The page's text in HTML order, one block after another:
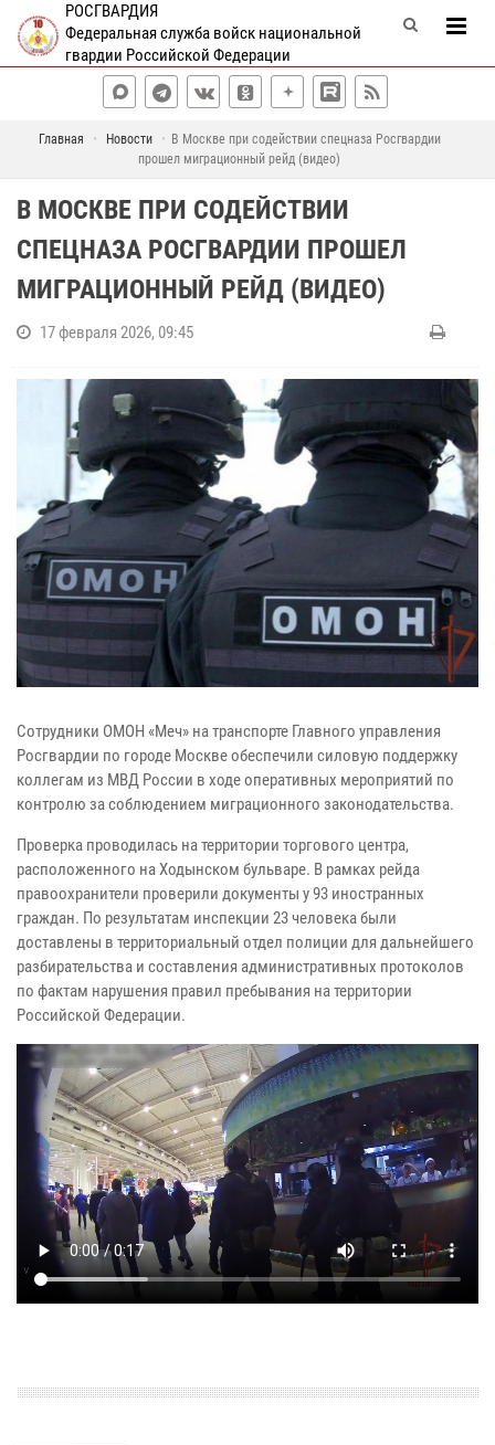
РОСГВАРДИЯ
Федеральная служба войск национальной
гвардии Российской Федерации
Главная Новости
В Москве при содействии спецназа Росгвардии
прошел миграционный рейд (видео)
В МОСКВЕ ПРИ СОДЕЙСТВИИ
СПЕЦНАЗА РОСГВАРДИИ ПРОШЕЛ
МИГРАЦИОННЫЙ РЕЙД (ВИДЕО)
17 февраля 2026, 09:45
Сотрудники ОМОН «Меч» на транспорте Главного управления
Росгвардии по городе Москве обеспечили силовую поддержку
коллегам из МВД России в ходе оперативных мероприятий по
контролю за соблюдением миграционного законодательства.
Проверка проводилась на территории торгового центра,
расположенного на Ходынском бульваре. В рамках рейда
правоохранители проверили документы у 93 иностранных
граждан. По результатам инспекции 23 человека были
доставлены в территориальный отдел полиции для дальнейшего
разбирательства и составления административных протоколов
по фактам нарушения правил пребывания на территории
Российской Федерации.